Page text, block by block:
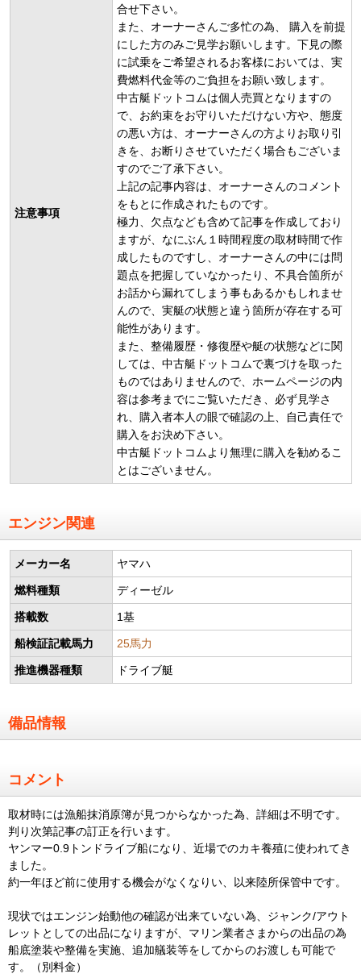
注意事項
合せ下さい。
また、オーナーさんご多忙の為、 購入を前提
にした方のみご見学お願いします。下見の際
に試乗をご希望されるお客様においては、実
費燃料代金等のご負担をお願い致します。
中古艇ドットコムは個人売買となりますの
で、お約束をお守りいただけない方や、態度
の悪い方は、オーナーさんの方よりお取り引
きを、お断りさせていただく場合もございま
すのでご了承下さい。
上記の記事内容は、オーナーさんのコメント
をもとに作成されたものです。
極力、欠点なども含めて記事を作成しており
ますが、なにぶん１時間程度の取材時間で作
成したものですし、オーナーさんの中には問
題点を把握していなかったり、不具合箇所が
お話から漏れてしまう事もあるかもしれませ
んので、実艇の状態と違う箇所が存在する可
能性があります。
また、整備履歴・修復歴や艇の状態などに関
しては、中古艇ドットコムで裏づけを取った
ものではありませんので、ホームページの内
容は参考までにご覧いただき、必ず見学さ
れ、購入者本人の眼で確認の上、自己責任で
購入をお決め下さい。
中古艇ドットコムより無理に購入を勧めるこ
とはございません。
エンジン関連
メーカー名 ヤマハ
燃料種類 ディーゼル
搭載数 1基
船検証記載馬力 25馬力
推進機器種類 ドライブ艇
備品情報
コメント
取材時には漁船抹消原簿が見つからなかった為、詳細は不明です。
判り次第記事の訂正を行います。
ヤンマー0.9トンドライブ船になり、近場でのカキ養殖に使われてき
ました。
約一年ほど前に使用する機会がなくなりい、以来陸所保管中です。
現状ではエンジン始動他の確認が出来ていない為、ジャンク/アウト
レットとしての出品になりますが、マリン業者さまからの出品の為
船底塗装や整備を実施、追加艤装等をしてからのお渡しも可能で
す。（別料金）